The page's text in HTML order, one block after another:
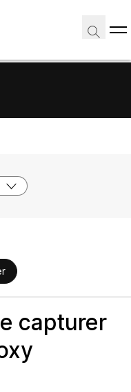
capturer